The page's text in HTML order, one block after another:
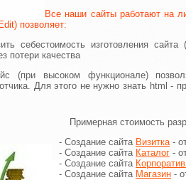
Все наши сайты работают на
позволяет:
себестоимость изготовления
потери качества
(при высоком функционале)
Для этого не нужно знать html -
Примерная стоимость
- Создание сайта Визитка -
- Создание сайта Каталог -
- Создание сайта
- Создание сайта Магазин -